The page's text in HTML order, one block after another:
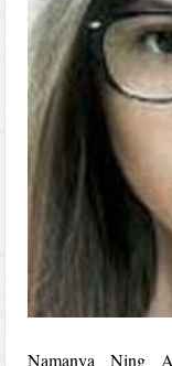
Namanya Ning